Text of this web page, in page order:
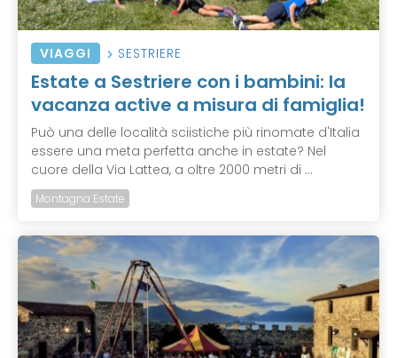
VIAGGI SESTRIERE
Estate a Sestriere con i bambini: la
vacanza active a misura di famiglia!
Può una delle località sciistiche più rinomate d'Italia
essere una meta perfetta anche in estate? Nel
cuore della Via Lattea, a oltre 2000 metri di ...
Montagna Estate